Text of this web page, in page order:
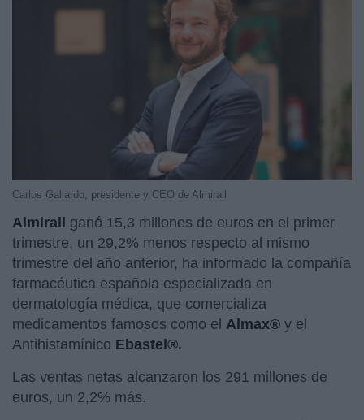
Carlos Gallardo, presidente y CEO de Almirall
Almirall ganó 15,3 millones de euros en el primer
trimestre, un 29,2% menos respecto al mismo
trimestre del año anterior, ha informado la compañía
farmacéutica española especializada en
dermatología médica, que comercializa
medicamentos famosos como el Almax® y el
Antihistamínico Ebastel®.
Las ventas netas alcanzaron los 291 millones de
euros, un 2,2% más.